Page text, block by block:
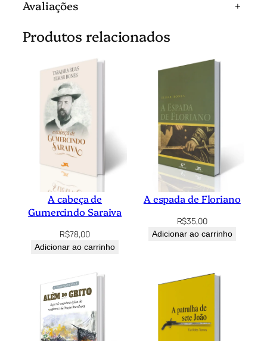
u
n
Avaliações +
Produtos relacionados
A cabeça de
Gumercindo Saraiva
R$78,00
Adicionar ao carrinho
A espada de Floriano
R$35,00
Adicionar ao carrinho